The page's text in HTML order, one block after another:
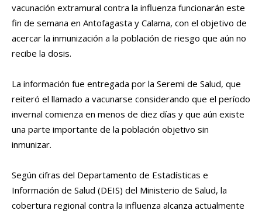
vacunación extramural contra la influenza funcionarán este
fin de semana en Antofagasta y Calama, con el objetivo de
acercar la inmunización a la población de riesgo que aún no
recibe la dosis.
La información fue entregada por la Seremi de Salud, que
reiteró el llamado a vacunarse considerando que el período
invernal comienza en menos de diez días y que aún existe
una parte importante de la población objetivo sin
inmunizar.
Según cifras del Departamento de Estadísticas e
Información de Salud (DEIS) del Ministerio de Salud, la
cobertura regional contra la influenza alcanza actualmente